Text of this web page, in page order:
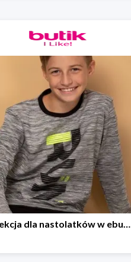
Kolekcja dla nastolatków w ebutik.pl do -60%